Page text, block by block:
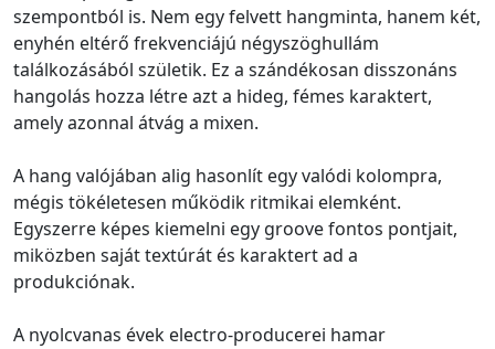
szempontból is. Nem egy felvett hangminta, hanem két,
enyhén eltérő frekvenciájú négyszöghullám
találkozásából születik. Ez a szándékosan disszonáns
hangolás hozza létre azt a hideg, fémes karaktert,
amely azonnal átvág a mixen.
A hang valójában alig hasonlít egy valódi kolompra,
mégis tökéletesen működik ritmikai elemként.
Egyszerre képes kiemelni egy groove fontos pontjait,
miközben saját textúrát és karaktert ad a
produkciónak.
A nyolcvanas évek electro-producerei hamar